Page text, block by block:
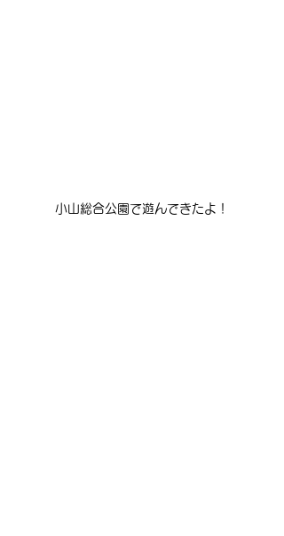
小山総合公園で遊んできたよ！